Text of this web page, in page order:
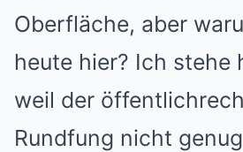
Oberfläche, aber
heute hier? Ich stehe
weil der
Rundfung nicht